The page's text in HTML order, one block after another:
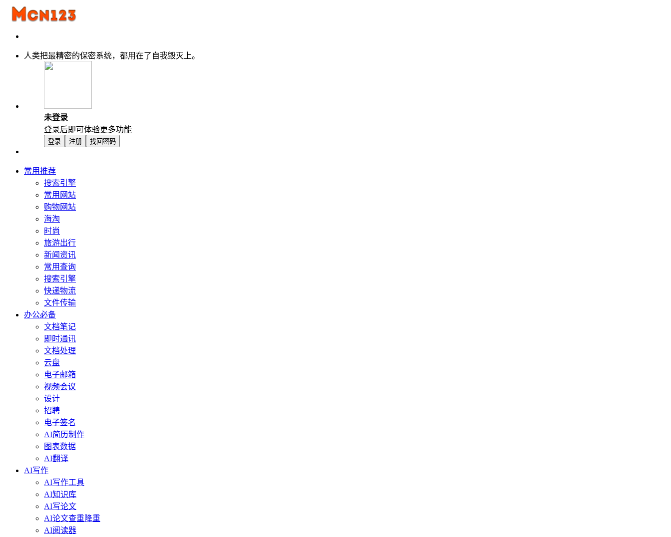
人类把最精密的保密系统，都用在了自我毁灭上。
未登录
登录后即可体验更多功能
登录 注册 找回密码
常用推荐
搜索引擎
常用网站
购物网站
海淘
时尚
旅游出行
新闻资讯
常用查询
搜索引擎
快递物流
文件传输
办公必备
文档笔记
即时通讯
文档处理
云盘
电子邮箱
视频会议
设计
招聘
电子签名
AI简历制作
图表数据
AI翻译
AI写作
AI写作工具
AI知识库
AI写论文
AI论文查重降重
AI阅读器